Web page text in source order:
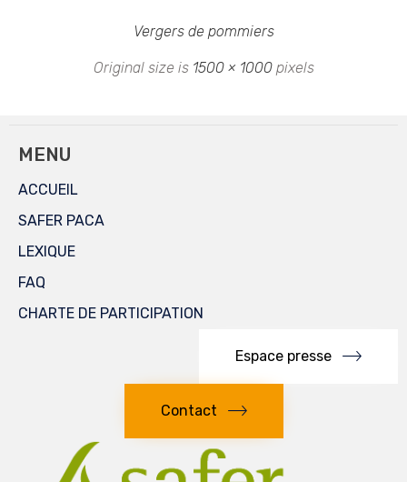
Vergers de pommiers
Original size is 1500 × 1000pixels
MENU
ACCUEIL
SAFER PACA
LEXIQUE
FAQ
CHARTE DE PARTICIPATION
Espace presse
Contact